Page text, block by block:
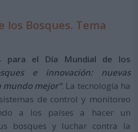
los Bosques. Tema
para el Día Mundial de los
e innovación: nuevas
mundo mejor". La tecnología ha
de control y monitoreo
a los países a hacer un
bosques y luchar contra la